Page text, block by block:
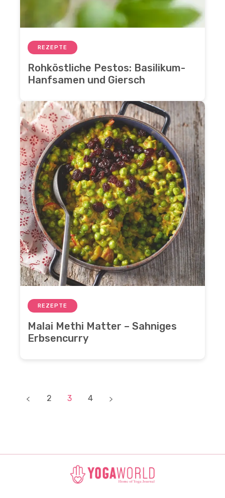
REZEPTE
Rohköstliche Pestos: Basilikum-
Hanfsamen und Giersch
REZEPTE
Malai Methi Matter – Sahniges
Erbsencurry
2 3 4